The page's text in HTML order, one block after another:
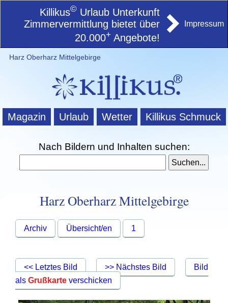
Killikus© Urlaub Unterkunft
Zimmervermittlung bietet über
20.000+ Angebote!
Impressum
Harz Oberharz Mittelgebirge
Magazin Urlaub Wetter Killikus Schmuck
Nach Bildern und Inhalten suchen:
Harz Oberharz Mittelgebirge
Archiv Übersicht/en 1
<< Letztes Bild >> Nächstes Bild
Bild
alsGrußkarte verschicken